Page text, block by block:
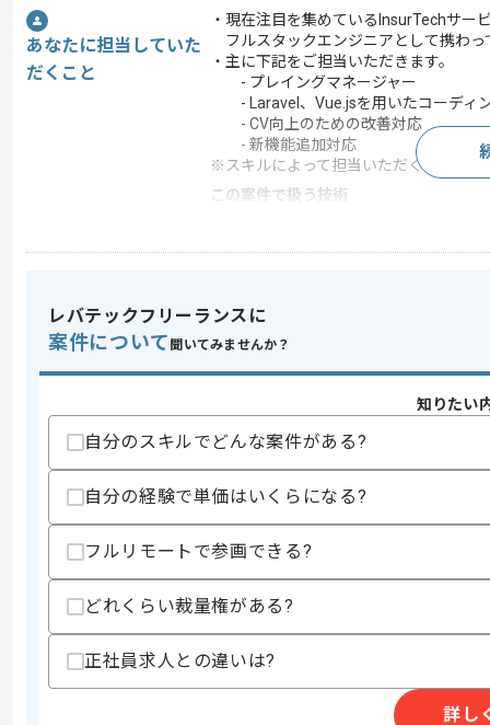
あなたに担当していた
だくこと
・現在注目を集めているInsurTechサー
フルスタックエンジニアとして携わっ
・主に下記をご担当いただきます。
- プレイングマネージャー
- Laravel、Vue.jsを用いたコーディ
- CV向上のための改善対応
- 新機能追加対応
※スキルによって担当いただくフェーズ
この案件で扱う技術
この案件のポイント
特徴
スあり , 服装自由
スキル
求めるスキル
・PLの経験3年以上（サブチームのリー
・スクラム開発経験3年以上
・5～10名以上のチームマネジメント経
・PHPを用いた開発経験3年以上
・Laravelを用いた開発経験1年以上
・Javascriptを用いたフロントエンド開
・SQLを用いた開発経験3年以上
レバテックフリーランスに
案件について 聞いてみませんか？
知りたい
自分のスキルでどんな案件がある?
自分の経験で単価はいくらになる?
フルリモートで参画できる?
どれくらい裁量権がある?
正社員求人との違いは?
詳し